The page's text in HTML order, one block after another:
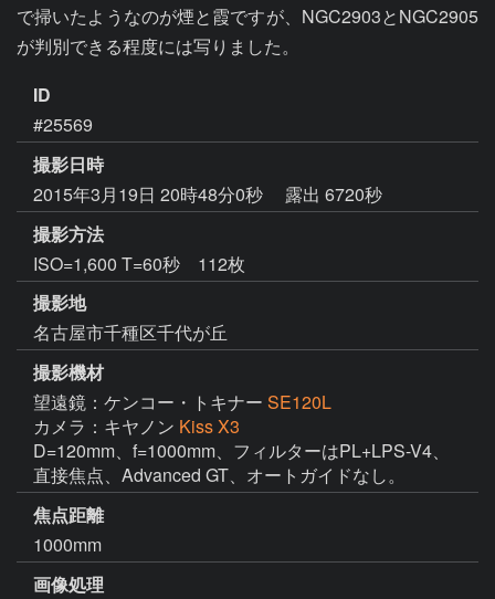
で掃いたようなのが煙と霞ですが、NGC2903とNGC2905
が判別できる程度には写りました。
ID
#25569
撮影日時
2015年3月19日 20時48分0秒
露出 6720秒
撮影方法
ISO=1,600 T=60秒 112枚
撮影地
名古屋市千種区千代が丘
撮影機材
望遠鏡：ケンコー・トキナー SE120L
カメラ：キヤノン Kiss X3
D=120mm、f=1000mm、フィルターはPL+LPS-V4、
直接焦点、Advanced GT、オートガイドなし。
焦点距離
1000mm
画像処理